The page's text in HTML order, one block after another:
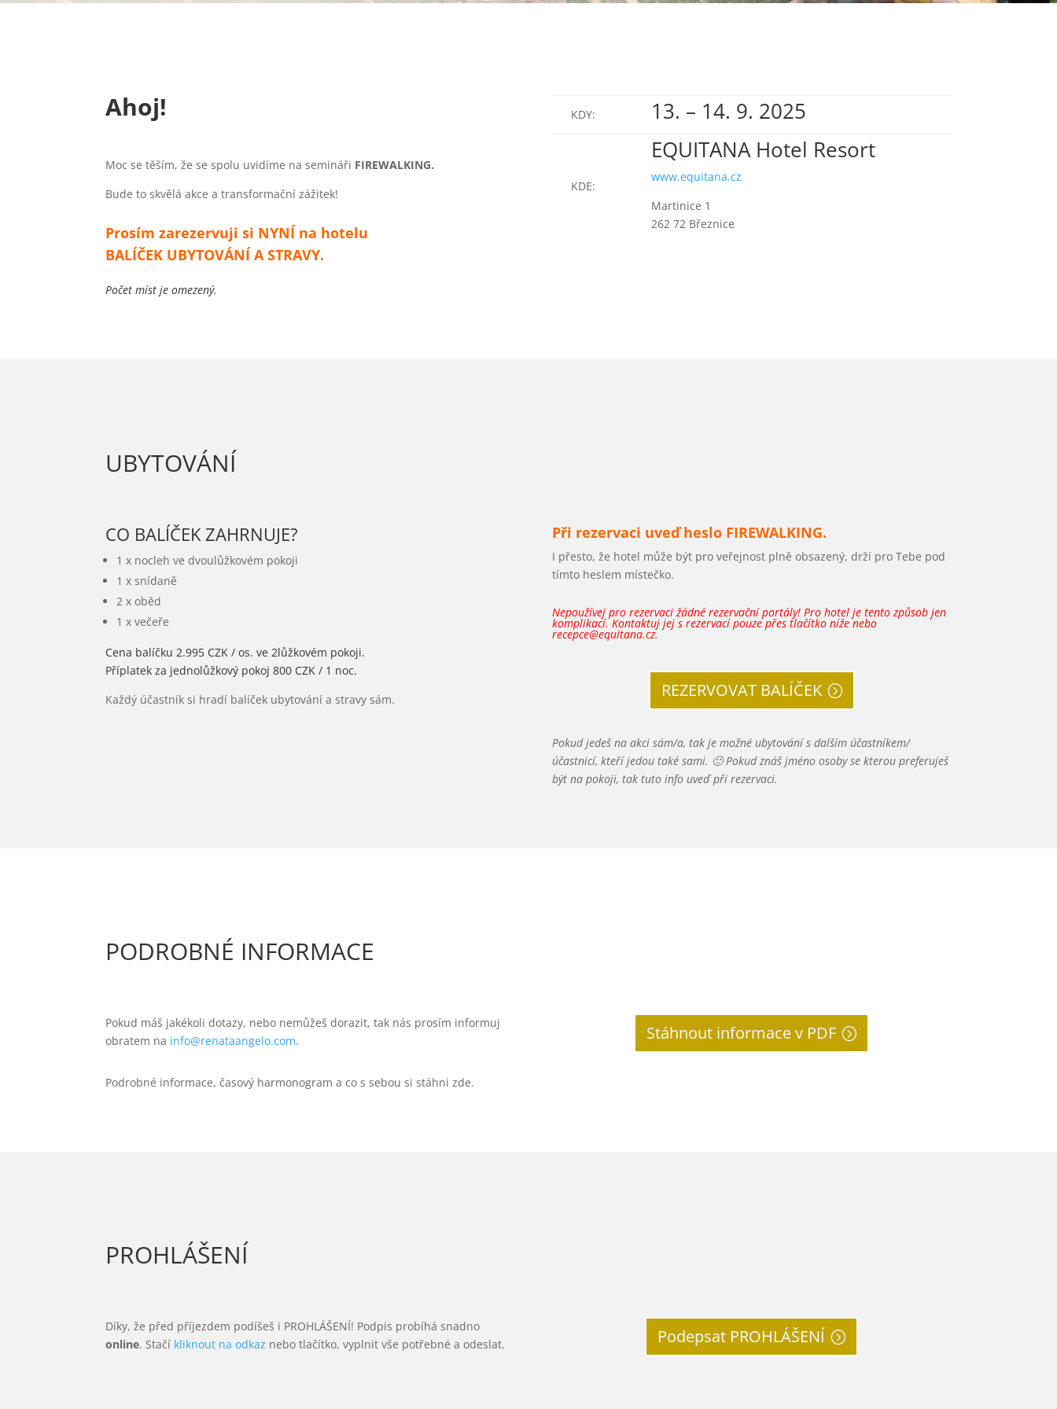
Ahoj!
Moc se těším, že se spolu uvidíme na semináři FIREWALKING.
Bude to skvělá akce a transformační zážitek!
Prosím zarezervuji si NYNÍ na hotelu
BALÍČEK UBYTOVÁNÍ A STRAVY.
Počet míst je omezený.
KDY: 13. – 14. 9. 2025
KDE:
EQUITANA Hotel Resort
www.equitana.cz
Martinice 1
262 72 Březnice
UBYTOVÁNÍ
CO BALÍČEK ZAHRNUJE?
1 x nocleh ve dvoulůžkovém pokoji
1 x snídaně
2 x oběd
1 x večeře
Cena balíčku 2.995 CZK / os. ve 2lůžkovém pokoji.
Příplatek za jednolůžkový pokoj 800 CZK / 1 noc.
Každý účastník si hradí balíček ubytování a stravy sám.
Při rezervaci uveď heslo FIREWALKING.
I přesto, že hotel může být pro veřejnost plně obsazený, drží pro Tebe pod
tímto heslem místečko.
Nepoužívej pro rezervaci žádné rezervační portály! Pro hotel je tento způsob jen
komplikací. Kontaktuj jej s rezervací pouze přes tlačítko níže nebo
recepce@equitana.cz.
REZERVOVAT BALÍČEK
Pokud jedeš na akci sám/a, tak je možné ubytování s dalším účastníkem/
účastnicí, kteří jedou také sami. 🙂 Pokud znáš jméno osoby se kterou preferuješ
být na pokoji, tak tuto info uveď při rezervaci.
PODROBNÉ INFORMACE
Pokud máš jakékoli dotazy, nebo nemůžeš dorazit, tak nás prosím informuj
obratem na info@renataangelo.com.
Podrobné informace, časový harmonogram a co s sebou si stáhni zde.
Stáhnout informace v PDF
PROHLÁŠENÍ
Díky, že před příjezdem podíšeš i PROHLÁŠENÍ! Podpis probíhá snadno
online. Stačí kliknout na odkaz nebo tlačítko, vyplnit vše potřebné a odeslat. Podepsat PROHLÁŠENÍ